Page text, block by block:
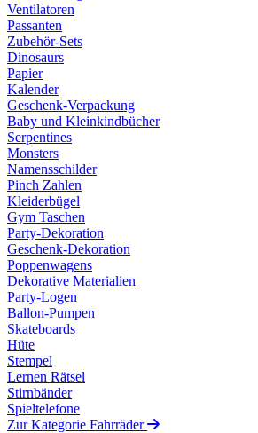
Ventilatoren
Passanten
Zubehör-Sets
Dinosaurs
Papier
Kalender
Geschenk-Verpackung
Baby und Kleinkindbücher
Serpentines
Monsters
Namensschilder
Pinch Zahlen
Kleiderbügel
Gym Taschen
Party-Dekoration
Geschenk-Dekoration
Poppenwagens
Dekorative Materialien
Party-Logen
Ballon-Pumpen
Skateboards
Hüte
Stempel
Lernen Rätsel
Stirnbänder
Spieltelefone
Zur Kategorie Fahrräder